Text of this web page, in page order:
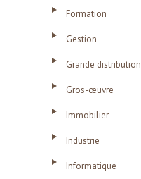
Formation
Gestion
Grande distribution
Gros-œuvre
Immobilier
Industrie
Informatique